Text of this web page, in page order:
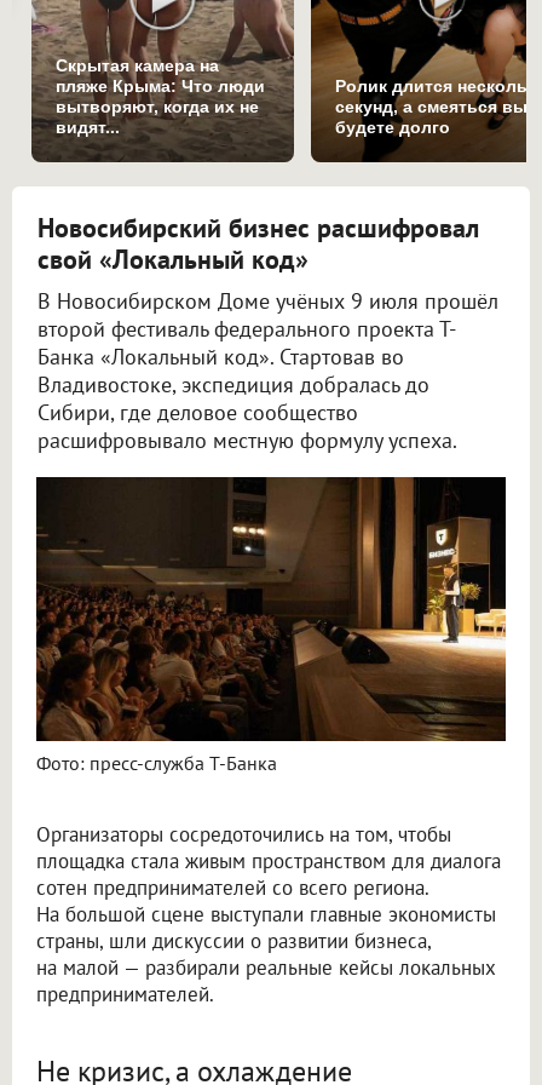
Скрытая камера на
пляже Крыма: Что люди
вытворяют, когда их не
видят...
Ролик длится
секунд, а смеяться вы
будете долго
Новосибирский бизнес расшифровал
свой «Локальный код»
В Новосибирском Доме учёных 9 июля прошёл
второй фестиваль федерального проекта Т-
Банка «Локальный код». Стартовав во
Владивостоке, экспедиция добралась до
Сибири, где деловое сообщество
расшифровывало местную формулу успеха.
Фото: пресс-служба Т-Банка
Организаторы сосредоточились на том, чтобы
площадка стала живым пространством для диалога
сотен предпринимателей со всего региона.
На большой сцене выступали главные экономисты
страны, шли дискуссии о развитии бизнеса,
на малой — разбирали реальные кейсы локальных
предпринимателей.
Не кризис, а охлаждение